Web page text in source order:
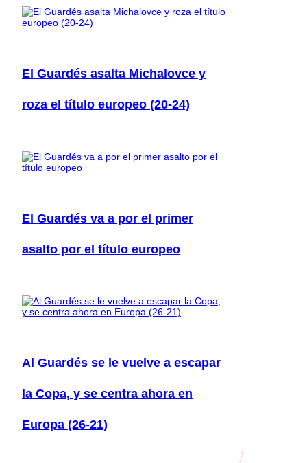
El Guardés asalta Michalovce y
roza el título europeo (20-24)
El Guardés va a por el primer
asalto por el título europeo
Al Guardés se le vuelve a escapar
la Copa, y se centra ahora en
Europa (26-21)